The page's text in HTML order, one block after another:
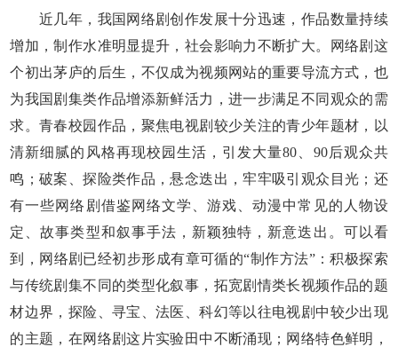
近几年，我国网络剧创作发展十分迅速，作品数量持续
增加，制作水准明显提升，社会影响力不断扩大。网络剧这
个初出茅庐的后生，不仅成为视频网站的重要导流方式，也
为我国剧集类作品增添新鲜活力，进一步满足不同观众的需
求。青春校园作品，聚焦电视剧较少关注的青少年题材，以
清新细腻的风格再现校园生活，引发大量80、90后观众共
鸣；破案、探险类作品，悬念迭出，牢牢吸引观众目光；还
有一些网络剧借鉴网络文学、游戏、动漫中常见的人物设
定、故事类型和叙事手法，新颖独特，新意迭出。可以看
到，网络剧已经初步形成有章可循的“制作方法”：积极探索
与传统剧集不同的类型化叙事，拓宽剧情类长视频作品的题
材边界，探险、寻宝、法医、科幻等以往电视剧中较少出现
的主题，在网络剧这片实验田中不断涌现；网络特色鲜明，